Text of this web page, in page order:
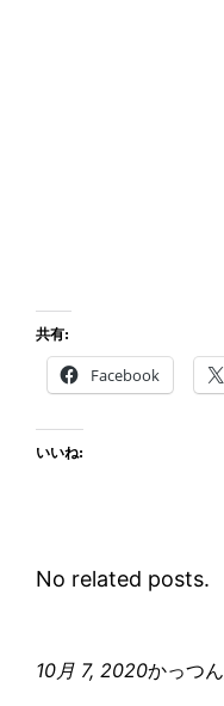
共有:
Facebook
いいね:
No related posts.
10月 7, 2020かっつん